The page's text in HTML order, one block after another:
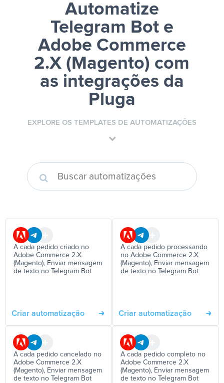
Automatize
Telegram Bot e
Adobe Commerce
2.X (Magento) com
as integrações da
Pluga
EXPLORE OS TEMPLATES DE AUTOMATIZAÇÕES
A cada pedido criado no
Adobe Commerce 2.X
(Magento), Enviar mensagem
de texto no Telegram Bot
Criar automatização
A cada pedido processando
no Adobe Commerce 2.X
(Magento), Enviar mensagem
de texto no Telegram Bot
Criar automatização
A cada pedido cancelado no
Adobe Commerce 2.X
(Magento), Enviar mensagem
de texto no Telegram Bot
A cada pedido completo no
Adobe Commerce 2.X
(Magento), Enviar mensagem
de texto no Telegram Bot